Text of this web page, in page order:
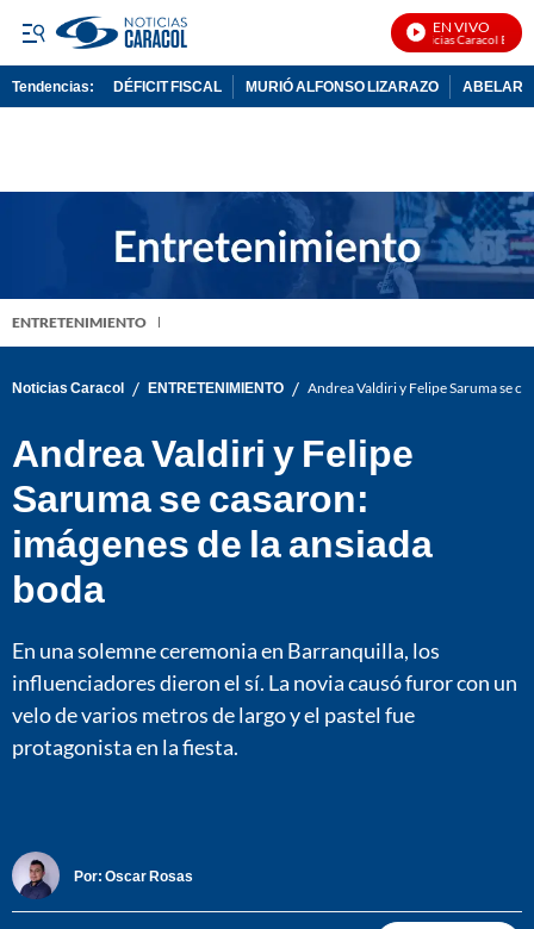
EN VIVO
Noticias Caracol En Vivo
Tendencias: DÉFICIT FISCAL MURIÓ ALFONSO LIZARAZO
ENTRETENIMIENTO
Noticias Caracol / ENTRETENIMIENTO / Andrea Valdiri y Felipe Saruma se
Andrea Valdiri y Felipe
Saruma se casaron:
imágenes de la ansiada
boda
En una solemne ceremonia en Barranquilla, los
influenciadores dieron el sí. La novia causó furor con un
velo de varios metros de largo y el pastel fue
protagonista en la fiesta.
Por: Oscar Rosas